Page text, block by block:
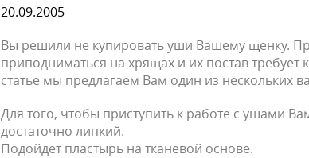
20.09.2005
Вы решили не купировать уши Вашему щенку.
приподниматься на хрящах и их постав
статье мы предлагаем Вам один из нескольких
Для того, чтобы приступить к работе с ушами
достаточно липкий.
Подойдет пластырь на тканевой основе.